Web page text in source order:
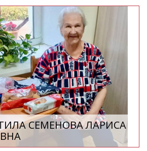
СЕМЕНОВА ЛАРИСА